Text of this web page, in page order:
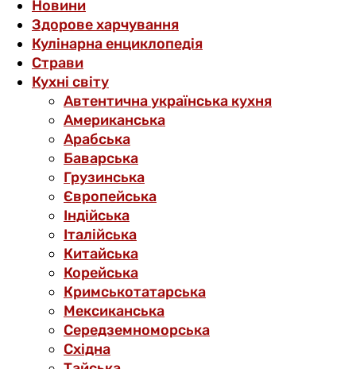
Новини
Здорове харчування
Кулінарна енциклопедія
Страви
Кухні світу
Автентична українська кухня
Американська
Арабська
Баварська
Грузинська
Європейська
Індійська
Італійська
Китайська
Корейська
Кримськотатарська
Мексиканська
Середземноморська
Східна